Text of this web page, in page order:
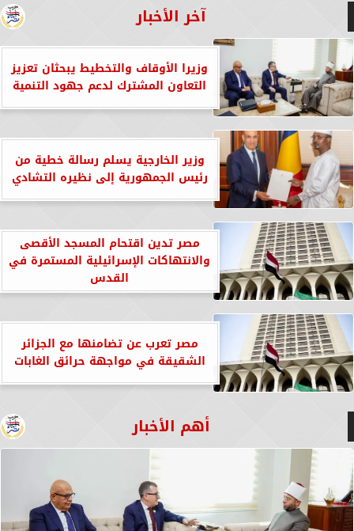
آخر الأخبار
وزيرا الأوقاف والتخطيط يبحثان تعزيز
التعاون المشترك لدعم جهود التنمية
وزير الخارجية يسلم رسالة خطية من
رئيس الجمهورية إلى نظيره التشادي
مصر تدين اقتحام المسجد الأقصى
والانتهاكات الإسرائيلية المستمرة في
القدس
مصر تعرب عن تضامنها مع الجزائر
الشقيقة في مواجهة حرائق الغابات
أهم الأخبار